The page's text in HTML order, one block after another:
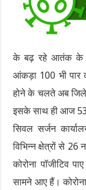
के बढ़ रहे आतंक के
आंकड़ा 100 भी पार
होने के चलते अब जिले
इसके साथ ही आज 53
सिवल सर्जन
विभिन्न क्षेत्रों से 26
कोरोना पॉजीटिव
सामने आए हैं।